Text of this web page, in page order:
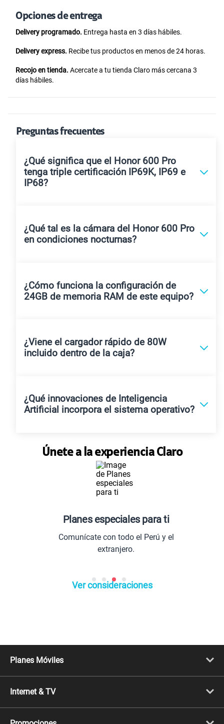
Opciones de entrega
Delivery programado. Entrega hasta en 3 días hábiles.
Delivery express. Recibe tus productos en menos de 24 horas.
Recojo en tienda. Acercate a tu tienda Claro más cercana 3
días hábiles.
Preguntas frecuentes
¿Qué significa que el Honor 600 Pro
tenga triple certificación IP69K, IP69 e
IP68?
¿Qué tal es la cámara del Honor 600 Pro
en condiciones nocturnas?
¿Cómo funciona la configuración de
24GB de memoria RAM de este equipo?
¿Viene el cargador rápido de 80W
incluido dentro de la caja?
¿Qué innovaciones de Inteligencia
Artificial incorpora el sistema operativo?
Únete a la experiencia Claro
Planes especiales para ti
Comunícate con todo el Perú y el
extranjero.
Ver consideraciones
Planes Móviles
Línea Nueva
Línea Adicional
Migración
Internet & TV
Internet + TV